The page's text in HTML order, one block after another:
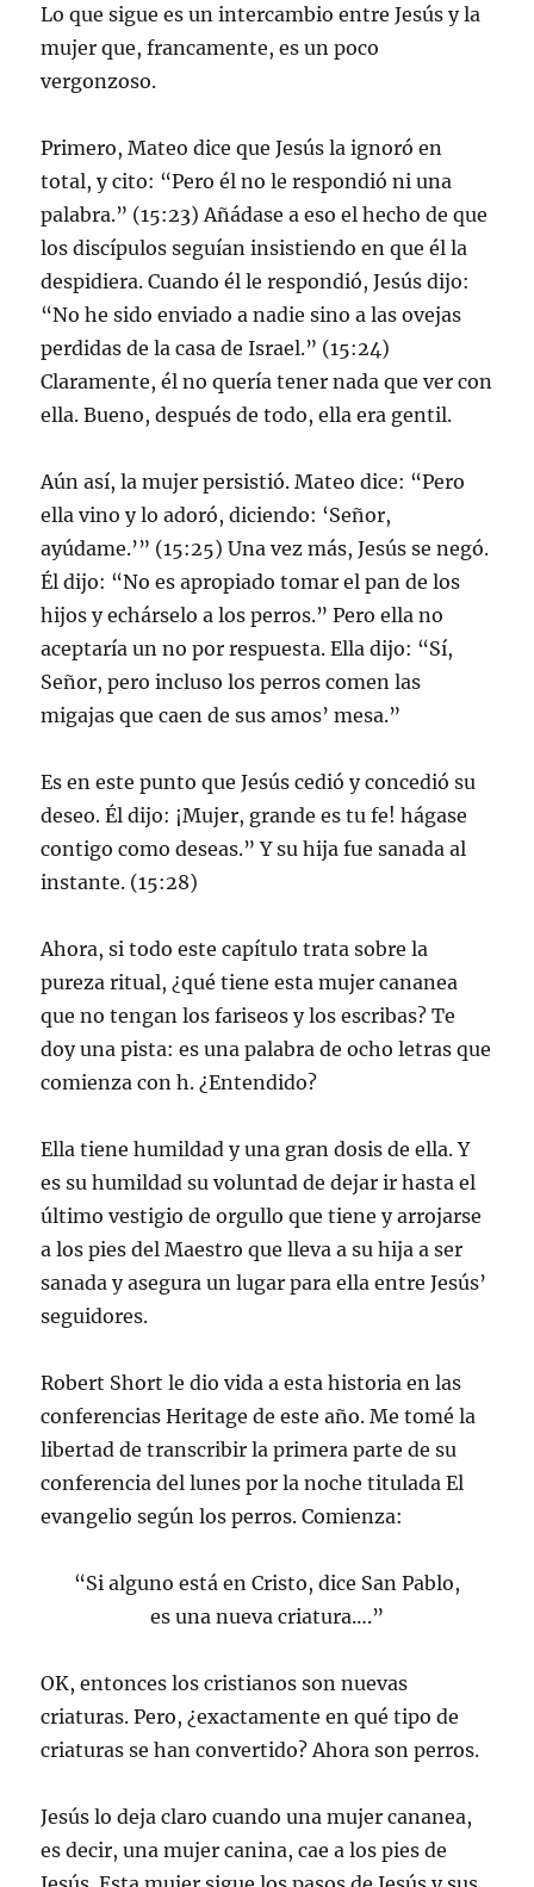
Lo que sigue es un intercambio entre Jesús y la
mujer que, francamente, es un poco
vergonzoso.
Primero, Mateo dice que Jesús la ignoró en
total, y cito: “Pero él no le respondió ni una
palabra.” (15:23) Añádase a eso el hecho de que
los discípulos seguían insistiendo en que él la
despidiera. Cuando él le respondió, Jesús dijo:
“No he sido enviado a nadie sino a las ovejas
perdidas de la casa de Israel.” (15:24)
Claramente, él no quería tener nada que ver con
ella. Bueno, después de todo, ella era gentil.
Aún así, la mujer persistió. Mateo dice: “Pero
ella vino y lo adoró, diciendo: ‘Señor,
ayúdame.’” (15:25) Una vez más, Jesús se negó.
Él dijo: “No es apropiado tomar el pan de los
hijos y echárselo a los perros.” Pero ella no
aceptaría un no por respuesta. Ella dijo: “Sí,
Señor, pero incluso los perros comen las
migajas que caen de sus amos’ mesa.”
Es en este punto que Jesús cedió y concedió su
deseo. Él dijo: ¡Mujer, grande es tu fe! hágase
contigo como deseas.” Y su hija fue sanada al
instante. (15:28)
Ahora, si todo este capítulo trata sobre la
pureza ritual, ¿qué tiene esta mujer cananea
que no tengan los fariseos y los escribas? Te
doy una pista: es una palabra de ocho letras que
comienza con h. ¿Entendido?
Ella tiene humildad y una gran dosis de ella. Y
es su humildad su voluntad de dejar ir hasta el
último vestigio de orgullo que tiene y arrojarse
a los pies del Maestro que lleva a su hija a ser
sanada y asegura un lugar para ella entre Jesús’
seguidores.
Robert Short le dio vida a esta historia en las
conferencias Heritage de este año. Me tomé la
libertad de transcribir la primera parte de su
conferencia del lunes por la noche titulada El
evangelio según los perros. Comienza:
“Si alguno está en Cristo, dice San Pablo,
es una nueva criatura….”
OK, entonces los cristianos son nuevas
criaturas. Pero, ¿exactamente en qué tipo de
criaturas se han convertido? Ahora son perros.
Jesús lo deja claro cuando una mujer cananea,
es decir, una mujer canina, cae a los pies de